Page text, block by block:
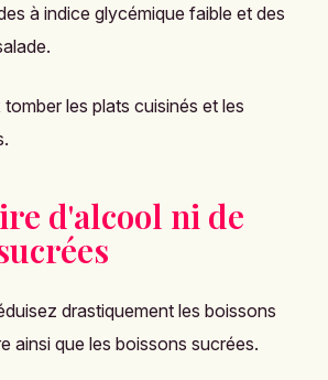
à indice glycémique faible et des
les plats cuisinés et les
d'alcool ni de
drastiquement les boissons
ainsi que les boissons sucrées.